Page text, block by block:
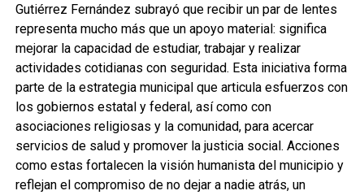
Gutiérrez Fernández subrayó que recibir un par de lentes
representa mucho más que un apoyo material: significa
mejorar la capacidad de estudiar, trabajar y realizar
actividades cotidianas con seguridad. Esta iniciativa forma
parte de la estrategia municipal que articula esfuerzos con
los gobiernos estatal y federal, así como con
asociaciones religiosas y la comunidad, para acercar
servicios de salud y promover la justicia social. Acciones
como estas fortalecen la visión humanista del municipio y
reflejan el compromiso de no dejar a nadie atrás, un